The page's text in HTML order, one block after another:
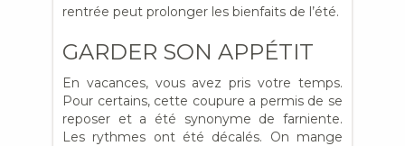
rentrée peut prolonger les bienfaits de l’été.
GARDER SON APPÉTIT
En vacances, vous avez pris votre temps.
Pour certains, cette coupure a permis de se
reposer et a été synonyme de farniente.
Les rythmes ont été décalés. On mange